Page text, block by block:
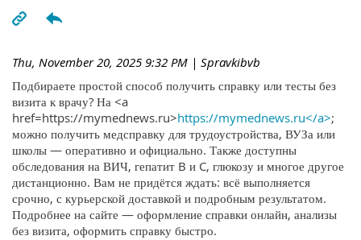
Thu, November 20, 2025 9:32 PM | Spravkibvb
Подбираете простой способ получить справку или тесты без
визита к врачу? На <a
href=https://mymednews.ru>https://mymednews.ru</a>;
можно получить медсправку для трудоустройства, ВУЗа или
школы — оперативно и официально. Также доступны
обследования на ВИЧ, гепатит B и C, глюкозу и многое другое
дистанционно. Вам не придётся ждать: всё выполняется
срочно, с курьерской доставкой и подробным результатом.
Подробнее на сайте — оформление справки онлайн, анализы
без визита, оформить справку быстро.